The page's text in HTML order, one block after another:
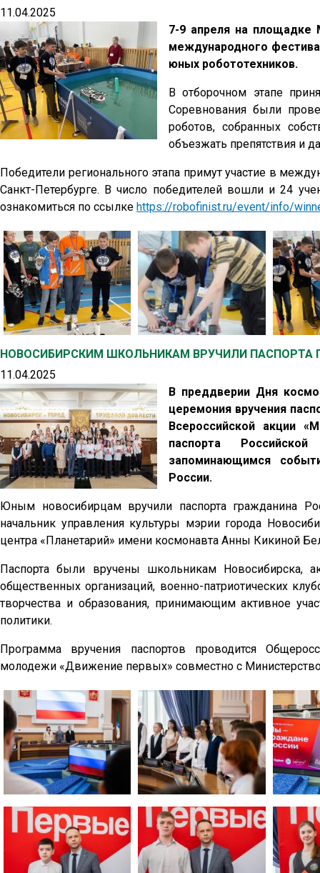
11.04.2025
7-9 апреля на
международного
юных робототехников.
В отборочном этапе
Соревнования были
роботов, собранных
объезжать препятствия и
Победители регионального этапа примут участие в
Санкт-Петербурге. В число победителей вошли и 24
ознакомиться по ссылке https://robofinist.ru/event/info/
НОВОСИБИРСКИМ ШКОЛЬНИКАМ ВРУЧИЛИ
11.04.2025
В преддверии Дня
церемония вручения
Всероссийской акции
паспорта
запоминающимся
России.
Юным новосибирцам вручили паспорта гражданина
начальник управления культуры мэрии города
центра «Планетарий» имени космонавта Анны Кикиной
Паспорта были вручены школьникам Новосибирска,
общественных организаций, военно-патриотических
творчества и образования, принимающим активное
политики.
Программа вручения паспортов проводится
молодежи «Движение первых» совместно с